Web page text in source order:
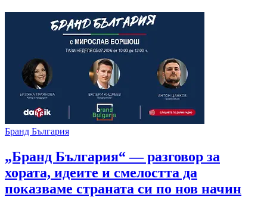
Бранд България
„Бранд България“ — разговор за
хората, идеите и смелостта да
показваме страната си по нов начин